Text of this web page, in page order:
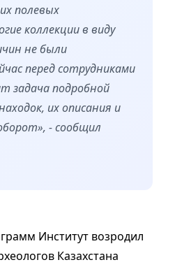
полевых
коллекции в виду
не были
перед сотрудниками
задача подробной
их описания и
- сообщил
Институт возродил
Казахстана